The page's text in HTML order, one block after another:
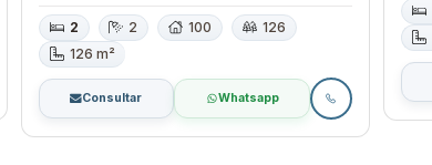
2 2 100
126
126 m²
Consultar Whatsapp